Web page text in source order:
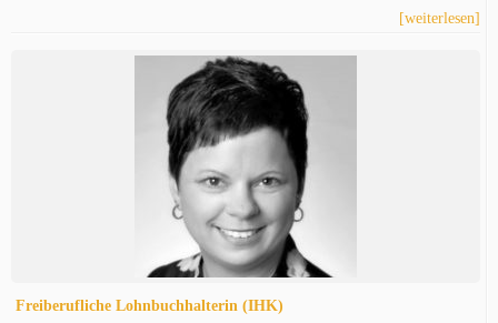
[weiterlesen]
Freiberufliche Lohnbuchhalterin (IHK)